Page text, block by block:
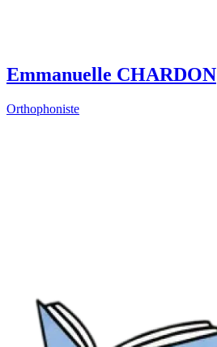
Emmanuelle CHARDON
Orthophoniste